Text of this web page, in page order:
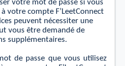
votre mot de passe si vous
votre compte F’LeetConnect
peuvent nécessiter une
vous être demandé de
supplémentaires.
de passe que vous utilisez